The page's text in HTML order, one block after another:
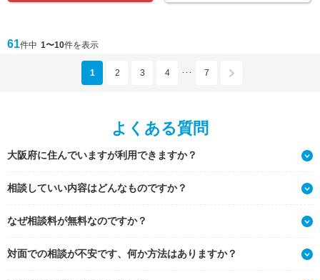
61件中 1〜10件を表示
1 2 3 4 ･･･ 7
よくある質問
大阪府に住んでいますが利用できますか？
相談していい内容はどんなものですか？
なぜ相談料が無料なのですか？
対面での相談が不安です、何か方法はありますか？